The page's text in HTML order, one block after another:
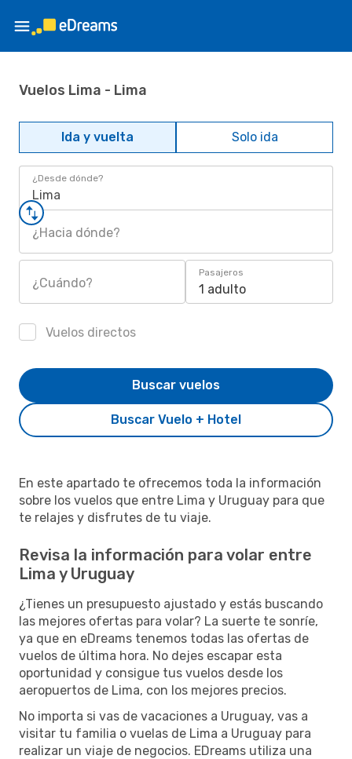
Vuelos Lima - Lima
Ida y vuelta Solo ida
¿Desde dónde?
Lima
¿Hacia dónde?
¿Cuándo?
Pasajeros
1 adulto
Vuelos directos
Buscar Vuelo + Hotel
Buscar vuelos
En este apartado te ofrecemos toda la información
sobre los vuelos que entre Lima y Uruguay para que
te relajes y disfrutes de tu viaje.
Revisa la información para volar entre
Lima y Uruguay
¿Tienes un presupuesto ajustado y estás buscando
las mejores ofertas para volar? La suerte te sonríe,
ya que en eDreams tenemos todas las ofertas de
vuelos de última hora. No dejes escapar esta
oportunidad y consigue tus vuelos desde los
aeropuertos de Lima, con los mejores precios.
No importa si vas de vacaciones a Uruguay, vas a
visitar tu familia o vuelas de Lima a Uruguay para
realizar un viaje de negocios. EDreams utiliza una